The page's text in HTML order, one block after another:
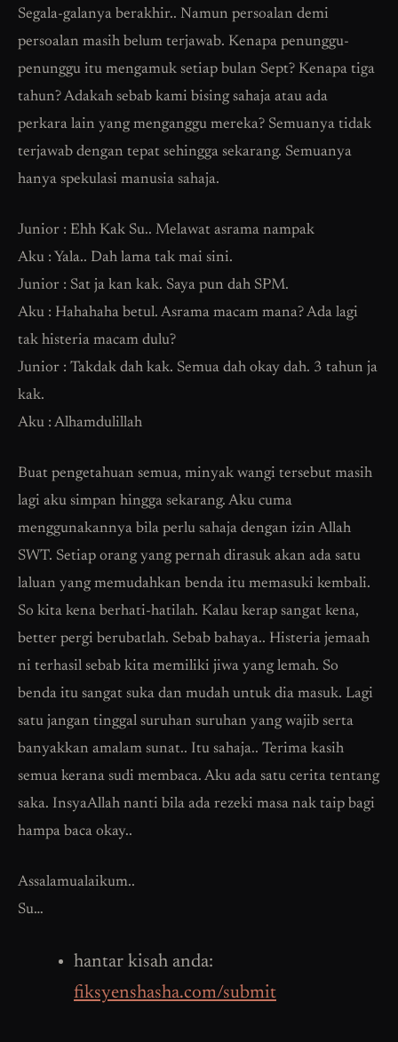
Segala-galanya berakhir.. Namun persoalan demi
persoalan masih belum terjawab. Kenapa penunggu-
penunggu itu mengamuk setiap bulan Sept? Kenapa tiga
tahun? Adakah sebab kami bising sahaja atau ada
perkara lain yang menganggu mereka? Semuanya tidak
terjawab dengan tepat sehingga sekarang. Semuanya
hanya spekulasi manusia sahaja.
Junior : Ehh Kak Su.. Melawat asrama nampak
Aku : Yala.. Dah lama tak mai sini.
Junior : Sat ja kan kak. Saya pun dah SPM.
Aku : Hahahaha betul. Asrama macam mana? Ada lagi
tak histeria macam dulu?
Junior : Takdak dah kak. Semua dah okay dah. 3 tahun ja
kak.
Aku : Alhamdulillah
Buat pengetahuan semua, minyak wangi tersebut masih
lagi aku simpan hingga sekarang. Aku cuma
menggunakannya bila perlu sahaja dengan izin Allah
SWT. Setiap orang yang pernah dirasuk akan ada satu
laluan yang memudahkan benda itu memasuki kembali.
So kita kena berhati-hatilah. Kalau kerap sangat kena,
better pergi berubatlah. Sebab bahaya.. Histeria jemaah
ni terhasil sebab kita memiliki jiwa yang lemah. So
benda itu sangat suka dan mudah untuk dia masuk. Lagi
satu jangan tinggal suruhan suruhan yang wajib serta
banyakkan amalam sunat.. Itu sahaja.. Terima kasih
semua kerana sudi membaca. Aku ada satu cerita tentang
saka. InsyaAllah nanti bila ada rezeki masa nak taip bagi
hampa baca okay..
Assalamualaikum..
Su…
hantar kisah anda:
fiksyenshasha.com/submit